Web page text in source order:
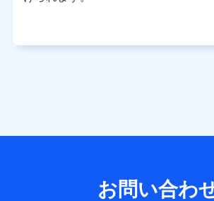
当社又は株式会社NTTドコモが提供する
送信履歴などの情報）が含まれます。
お問い合わ